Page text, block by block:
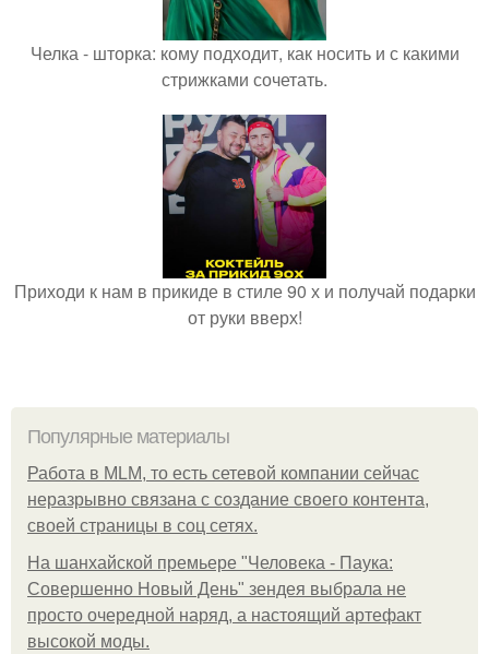
Челка - шторка: кому подходит, как носить и с какими
стрижками сочетать.
Приходи к нам в прикиде в стиле 90 х и получай подарки
от руки вверх!
Популярные материалы
Работа в MLM, то есть сетевой компании сейчас
неразрывно связана с создание своего контента,
своей страницы в соц сетях.
На шанхайской премьере "Человека - Паука:
Совершенно Новый День" зендея выбрала не
просто очередной наряд, а настоящий артефакт
высокой моды.